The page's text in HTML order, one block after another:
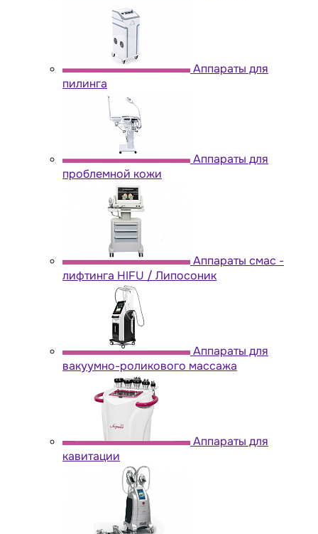
Аппараты для
пилинга
Аппараты для
проблемной кожи
Аппараты cмас -
лифтинга HIFU / Липосоник
Аппараты для
вакуумно-роликового массажа
Аппараты для
кавитации